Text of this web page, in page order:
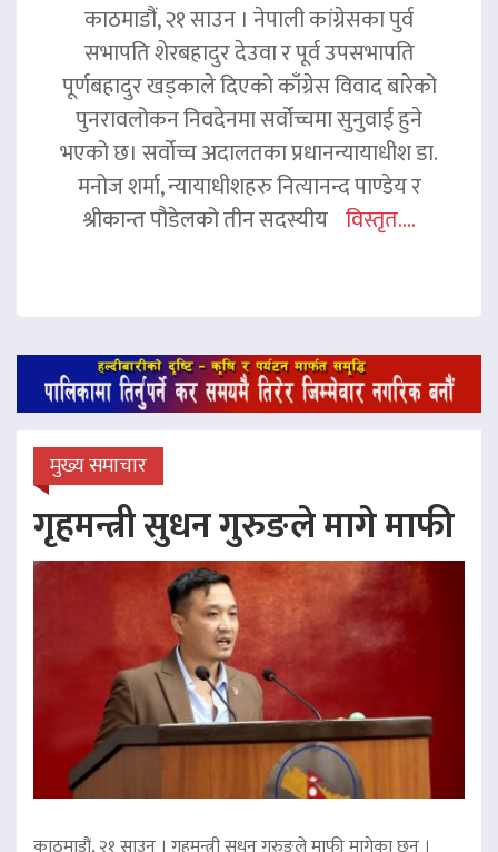
काठमाडौं, २१ साउन । नेपाली कांग्रेसका पुर्व
सभापति शेरबहादुर देउवा र पूर्व उपसभापति
पूर्णबहादुर खड्काले दिएको काँग्रेस विवाद बारेको
पुनरावलोकन निवदेनमा सर्वोच्चमा सुनुवाई हुने
भएको छ। सर्वोच्च अदालतका प्रधानन्यायाधीश डा.
मनोज शर्मा, न्यायाधीशहरु नित्यानन्द पाण्डेय र
श्रीकान्त पौडेलको तीन सदस्यीय विस्तृत....
मुख्य समाचार
गृहमन्त्री सुधन गुरुङले मागे माफी